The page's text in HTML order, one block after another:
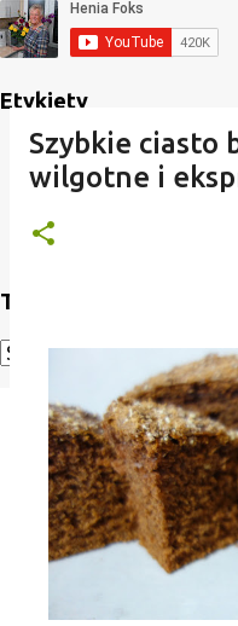
Etykiety
Translate
Szybkie ciasto
wilgotne i